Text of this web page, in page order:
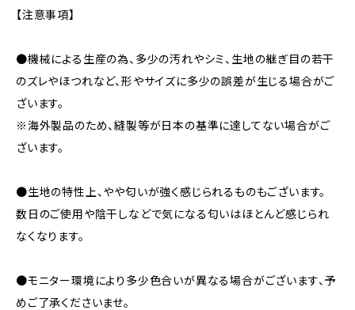
【注意事項】
●機械による生産の為、多少の汚れやシミ、生地の継ぎ目の若干
のズレやほつれなど、形やサイズに多少の誤差が生じる場合がご
ざいます。
※海外製品のため、縫製等が日本の基準に達してない場合がご
ざいます。
●生地の特性上、やや匂いが強く感じられるものもございます。
数日のご使用や陰干しなどで気になる匂いはほとんど感じられ
なくなります。
●モニター環境により多少色合いが異なる場合がございます、予
めご了承くださいませ。